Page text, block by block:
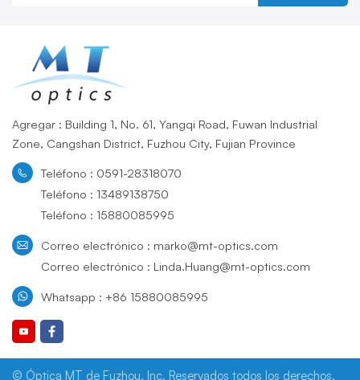
Agregar : Building 1, No. 61, Yangqi Road, Fuwan Industrial
Zone, Cangshan District, Fuzhou City, Fujian Province
Teléfono : 0591-28318070
Teléfono : 13489138750
Teléfono : 15880085995
Correo electrónico : marko@mt-optics.com
Correo electrónico : Linda.Huang@mt-optics.com
Whatsapp : +86 15880085995
© Óptica MT de Fuzhou, Inc. Reservados todos los derechos.